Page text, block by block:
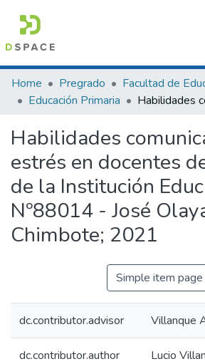
Communities & Collections
All of DSpace
Statistics
Home Pregrado
Educación Primaria
Habilidades
estrés en docentes
de la Institución
Nº88014 - José
Chimbote; 2021
Simple item page
dc.contributor.advisor Villanque
dc.contributor.author Lucio